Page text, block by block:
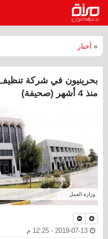
» أخبار
بحرينيون في شركة
منذ 4 أشهر (صحيفة)
وزارة العمل